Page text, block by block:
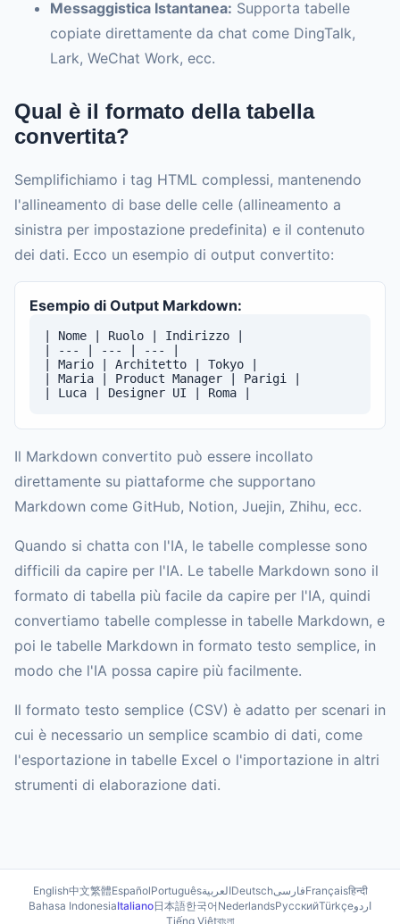
Messaggistica Istantanea: Supporta tabelle
copiate direttamente da chat come DingTalk,
Lark, WeChat Work, ecc.
Qual è il formato della tabella
convertita?
Semplifichiamo i tag HTML complessi, mantenendo
l'allineamento di base delle celle (allineamento a
sinistra per impostazione predefinita) e il contenuto
dei dati. Ecco un esempio di output convertito:
Esempio di Output Markdown:
| Nome | Ruolo | Indirizzo |
| --- | --- | --- |
| Mario | Architetto | Tokyo |
| Maria | Product Manager | Parigi |
| Luca | Designer UI | Roma |
Il Markdown convertito può essere incollato
direttamente su piattaforme che supportano
Markdown come GitHub, Notion, Juejin, Zhihu, ecc.
Quando si chatta con l'IA, le tabelle complesse sono
difficili da capire per l'IA. Le tabelle Markdown sono il
formato di tabella più facile da capire per l'IA, quindi
convertiamo tabelle complesse in tabelle Markdown, e
poi le tabelle Markdown in formato testo semplice, in
modo che l'IA possa capire più facilmente.
Il formato testo semplice (CSV) è adatto per scenari in
cui è necessario un semplice scambio di dati, come
l'esportazione in tabelle Excel o l'importazione in altri
strumenti di elaborazione dati.
English中文繁體EspañolPortuguêsالعربيةDeutschفارسیFrançaisहिन्दी
Bahasa IndonesiaItaliano日本語한국어 NederlandsРусскийTürkçeاردو
Tiếng Việtবাংলা